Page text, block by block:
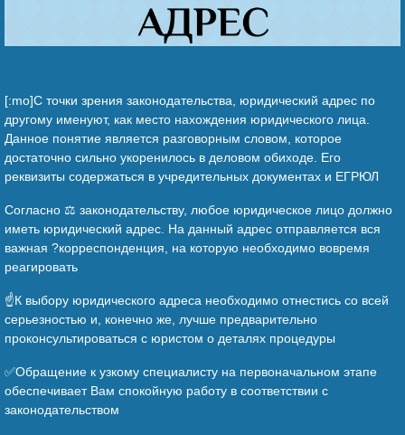
[:mo]С точки зрения законодательства, юридический адрес по
другому именуют, как место нахождения юридического лица.
Данное понятие является разговорным словом, которое
достаточно сильно укоренилось в деловом обиходе. Его
реквизиты содержаться в учредительных документах и ЕГРЮЛ
Согласно ⚖️ законодательству, любое юридическое лицо должно
иметь юридический адрес. На данный адрес отправляется вся
важная ?корреспонденция, на которую необходимо вовремя
реагировать
☝️К выбору юридического адреса необходимо отнестись со всей
серьезностью и, конечно же, лучше предварительно
проконсультироваться с юристом о деталях процедуры
✅Обращение к узкому специалисту на первоначальном этапе
обеспечивает Вам спокойную работу в соответствии с
законодательством